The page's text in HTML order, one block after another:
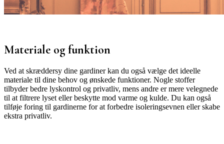
Materiale og funktion
Ved at skræddersy dine gardiner kan du også vælge det ideelle
materiale til dine behov og ønskede funktioner. Nogle stoffer
tilbyder bedre lyskontrol og privatliv, mens andre er mere velegnede
til at filtrere lyset eller beskytte mod varme og kulde. Du kan også
tilføje foring til gardinerne for at forbedre isoleringsevnen eller skabe
ekstra privatliv.